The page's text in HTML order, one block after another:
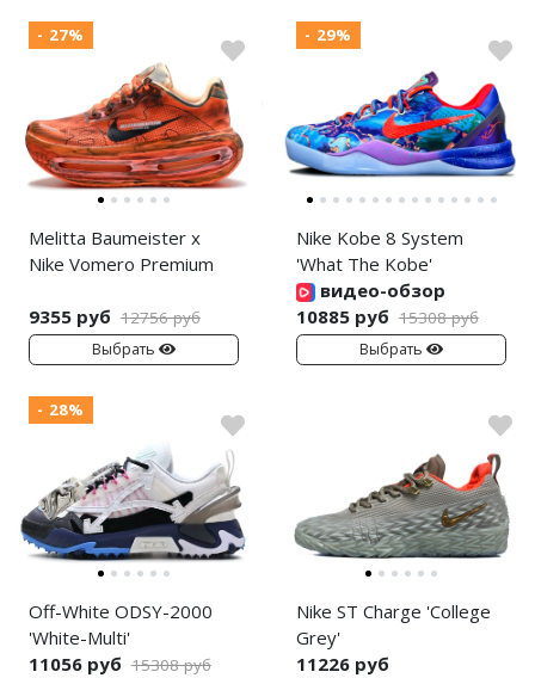
- 27%
Melitta Baumeister x
Nike Vomero Premium
9355 руб 12756 руб
Выбрать
- 29%
Nike Kobe 8 System
'What The Kobe'
видео-обзор
10885 руб 15308 руб
Выбрать
- 28%
Off-White ODSY-2000
'White-Multi'
11056 руб 15308 руб
Nike ST Charge 'College
Grey'
11226 руб